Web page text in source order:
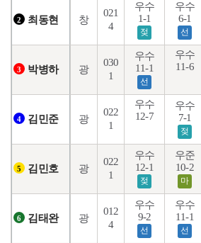
2 최동현 창
021
4
우수
1-1
젖
우수
6-1
선
3 박병하 광
030
1
우수
11-1
선
우수
11-6
4 김민준 광
022
1
우수
12-7
우수
7-1
젖
5 김민호 광
022
1
우수
12-1
젖
우준
10-2
마
6 김태완 광
012
4
우수
9-2
선
우수
11-1
선